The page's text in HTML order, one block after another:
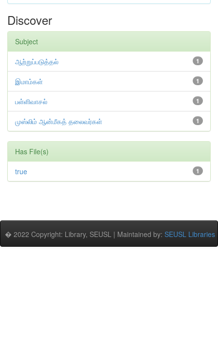
Discover
Subject
1
ஆற்றுப்படுத்தல்
1
இமாம்கள்
1
பள்ளிவாசல்
1
முஸ்லிம் ஆன்மீகத் தலைவர்கள்
Has File(s)
1
true
� 2022 Copyright: Library, SEUSL | Maintained by: SEUSL Libraries